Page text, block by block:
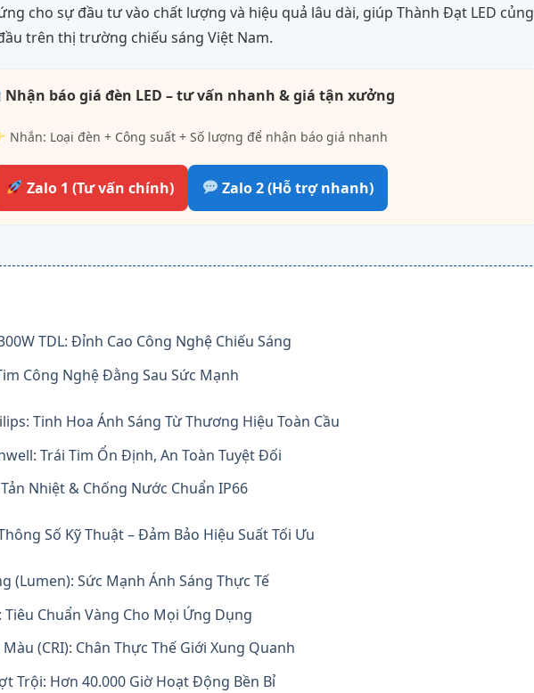
cho sự đầu tư vào chất lượng và hiệu quả lâu dài, giúp Thành Đạt LED củng
trên thị trường chiếu sáng Việt Nam.
Nhận báo giá đèn LED – tư vấn nhanh & giá tận xưởng
Nhắn: Loại đèn + Công suất + Số lượng để nhận báo giá nhanh
Zalo 1 (Tư vấn chính) Zalo 2 (Hỗ trợ nhanh)
TDL: Đỉnh Cao Công Nghệ Chiếu Sáng
Công Nghệ Đằng Sau Sức Mạnh
Tinh Hoa Ánh Sáng Từ Thương Hiệu Toàn Cầu
Trái Tim Ổn Định, An Toàn Tuyệt Đối
Nhiệt & Chống Nước Chuẩn IP66
Số Kỹ Thuật – Đảm Bảo Hiệu Suất Tối Ưu
(Lumen): Sức Mạnh Ánh Sáng Thực Tế
Tiêu Chuẩn Vàng Cho Mọi Ứng Dụng
(CRI): Chân Thực Thế Giới Xung Quanh
Trội: Hơn 40.000 Giờ Hoạt Động Bền Bỉ